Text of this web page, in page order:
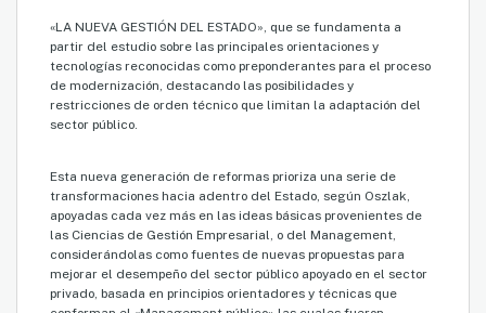
«LA NUEVA GESTIÓN DEL ESTADO», que se fundamenta a
partir del estudio sobre las principales orientaciones y
tecnologías reconocidas como preponderantes para el proceso
de modernización, destacando las posibilidades y
restricciones de orden técnico que limitan la adaptación del
sector público.
Esta nueva generación de reformas prioriza una serie de
transformaciones hacia adentro del Estado, según Oszlak,
apoyadas cada vez más en las ideas básicas provenientes de
las Ciencias de Gestión Empresarial, o del Management,
considerándolas como fuentes de nuevas propuestas para
mejorar el desempeño del sector público apoyado en el sector
privado, basada en principios orientadores y técnicas que